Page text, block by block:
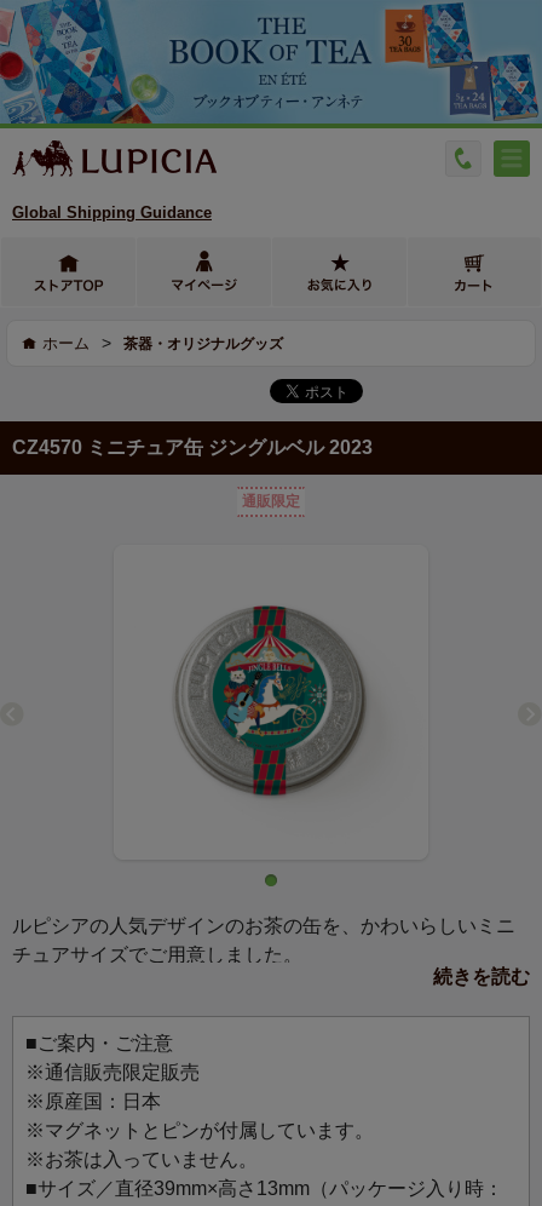
Global Shipping Guidance
ホーム > 茶器・オリジナルグッズ
CZ4570 ミニチュア缶 ジングルベル 2023
通販限定
ルピシアの人気デザインのお茶の缶を、かわいらしいミニ
チュアサイズでご用意しました。
マグネットか缶バッジ、お好きな仕様を選んでお使いいた
だけます。
お気に入りのバッグにつけて、マグネットボードに飾っ
て、お好みのスタイルでお楽しみください。
2023年「シャンテノエル」をテーマにしたクリスマス。木
馬に乗った猫が陽気なクリスマスソングを演奏するイラス
トです。
続きを読む
■ご案内・ご注意
※通信販売限定販売
※原産国：日本
※マグネットとピンが付属しています。
※お茶は入っていません。
■サイズ／直径39mm×高さ13mm（パッケージ入り時：